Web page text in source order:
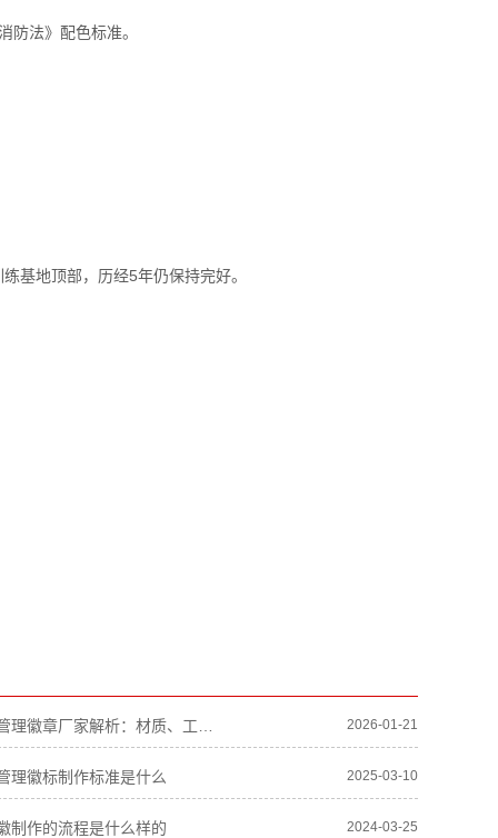
防法》配色标准。
基地顶部，历经5年仍保持完好。
2026-01-21
理徽标制作标准是什么 2025-03-10
制作的流程是什么样的 2024-03-25